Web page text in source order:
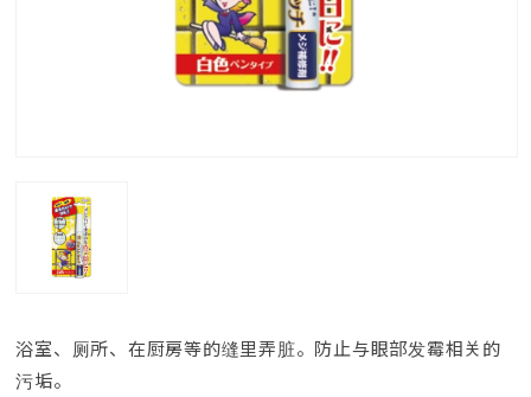
浴室、厕所、在厨房等的缝里弄脏。防止与眼部发霉相关的
污垢。